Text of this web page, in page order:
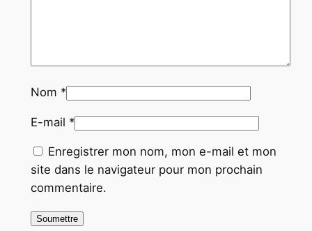
1
8
0
Nom *
E-mail *
Enregistrer mon nom, mon e-mail et mon
site dans le navigateur pour mon prochain
commentaire.